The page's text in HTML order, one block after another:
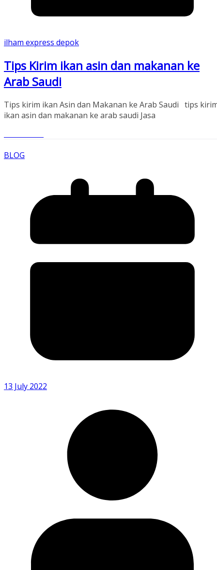
ilham express depok
Tips Kirim ikan asin dan makanan ke
Arab Saudi
Tips kirim ikan Asin dan Makanan ke Arab Saudi tips
ikan asin dan makanan ke arab saudi Jasa
BLOG
13 July 2022